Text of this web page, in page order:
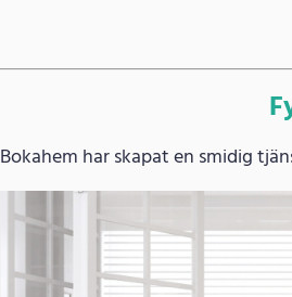
Bokahem har skapat en smidig